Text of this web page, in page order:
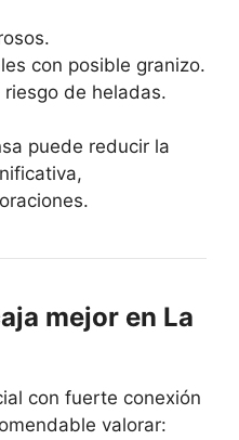
con posible granizo.
de heladas.
puede reducir la
mejor en La
con fuerte conexión
valorar: